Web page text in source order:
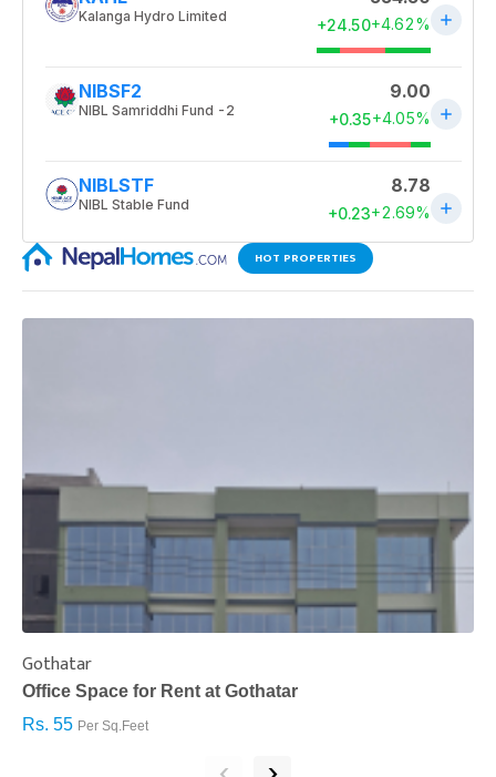
HOT PROPERTIES
Gothatar
Office Space for Rent at Gothatar
Rs. 55 Per Sq.Feet